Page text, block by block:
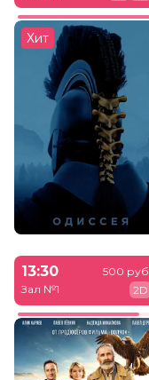
Хит
13:30
Зал №1
500 руб.
2D